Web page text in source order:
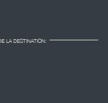
LA DESTINATION: